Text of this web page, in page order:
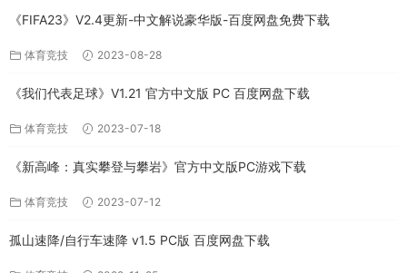
《FIFA23》V2.4更新-中文解说豪华版-百度网盘免费下载
体育竞技 2023-08-28
《我们代表足球》V1.21 官方中文版 PC 百度网盘下载
体育竞技 2023-07-18
《新高峰：真实攀登与攀岩》官方中文版PC游戏下载
体育竞技 2023-07-12
孤山速降/自行车速降 v1.5 PC版 百度网盘下载